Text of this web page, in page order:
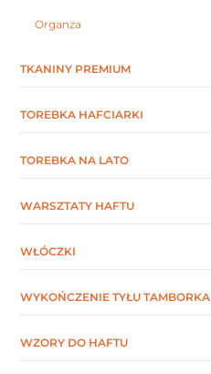
Organza
TKANINY PREMIUM
TOREBKA HAFCIARKI
TOREBKA NA LATO
WARSZTATY HAFTU
WŁÓCZKI
WYKOŃCZENIE TYŁU TAMBORKA
WZORY DO HAFTU